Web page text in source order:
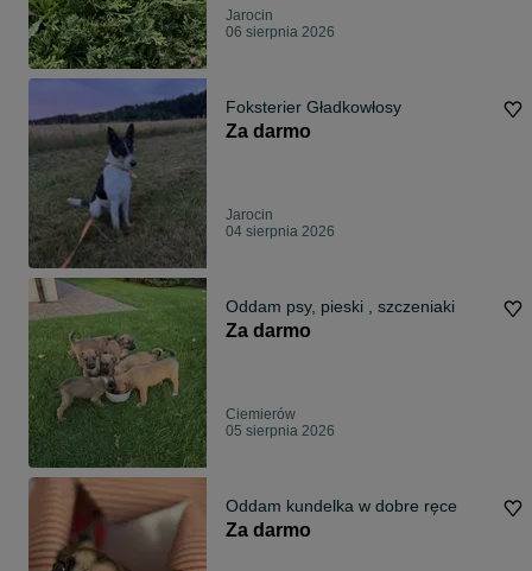
Jarocin
06 sierpnia 2026
Foksterier Gładkowłosy
Za darmo
Jarocin
04 sierpnia 2026
Oddam psy, pieski , szczeniaki
Za darmo
Ciemierów
05 sierpnia 2026
Oddam kundelka w dobre ręce
Za darmo